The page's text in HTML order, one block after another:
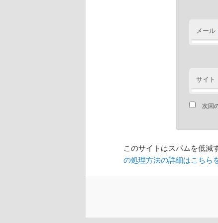
メール
サイト
次回
このサイトはスパムを低減
の処理方法の詳細はこちら